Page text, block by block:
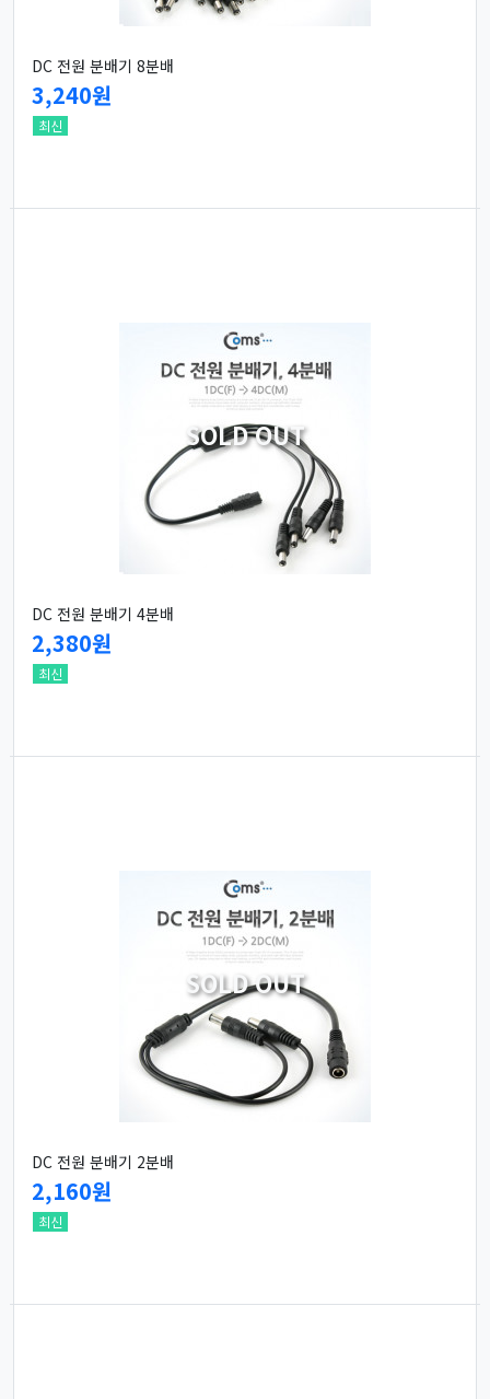
DC 전원 분배기 8분배
3,240원
최신
SOLD OUT
DC 전원 분배기 4분배
2,380원
최신
SOLD OUT
DC 전원 분배기 2분배
2,160원
최신